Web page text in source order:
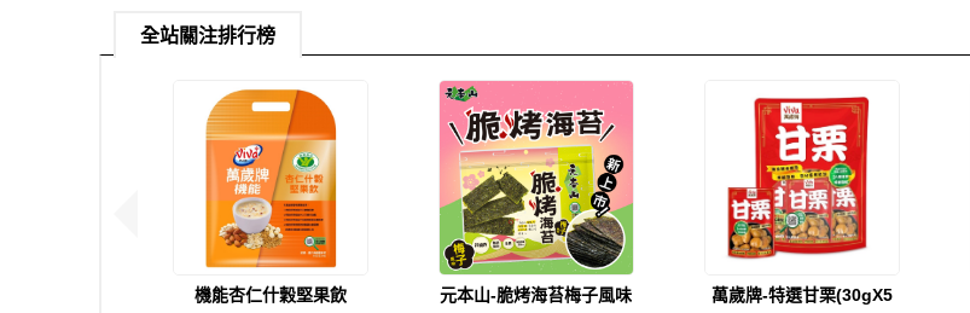
全站關注排行榜
機能杏仁什穀堅果飲
元本山-脆烤海苔梅子風味
萬歲牌-特選甘栗(30gX5